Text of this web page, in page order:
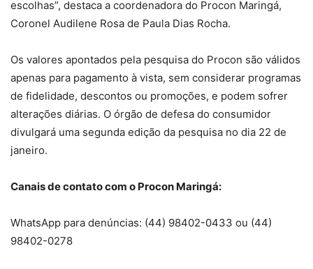
escolhas”, destaca a coordenadora do Procon Maringá,
Coronel Audilene Rosa de Paula Dias Rocha.
Os valores apontados pela pesquisa do Procon são válidos
apenas para pagamento à vista, sem considerar programas
de fidelidade, descontos ou promoções, e podem sofrer
alterações diárias. O órgão de defesa do consumidor
divulgará uma segunda edição da pesquisa no dia 22 de
janeiro.
Canais de contato com o Procon Maringá:
WhatsApp para denúncias: (44) 98402-0433 ou (44)
98402-0278